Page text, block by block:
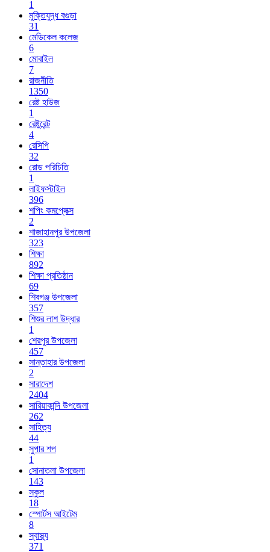
1
মুক্তিযুদ্ধ বগুড়া
31
মেডিকেল কলেজ
6
মোবাইল
7
রাজনীতি
1350
রেষ্ট হাউজ
1
রেষ্টুরেন্ট
4
রেসিপি
32
রোড পরিচিতি
1
লাইফস্টাইল
396
শপিং কমপ্লেক্স
2
শাজাহানপুর উপজেলা
323
শিক্ষা
892
শিক্ষা প্রতিষ্ঠান
69
শিবগঞ্জ উপজেলা
357
শিশুর লাশ উদ্ধার
1
শেরপুর উপজেলা
457
সান্তাহার উপজেলা
2
সারাদেশ
2404
সারিয়াকান্দি উপজেলা
262
সাহিত্য
44
সুপার শপ
1
সোনাতলা উপজেলা
143
স্কুল
18
স্পোর্টস আইটেম
8
স্বাস্থ্য
371